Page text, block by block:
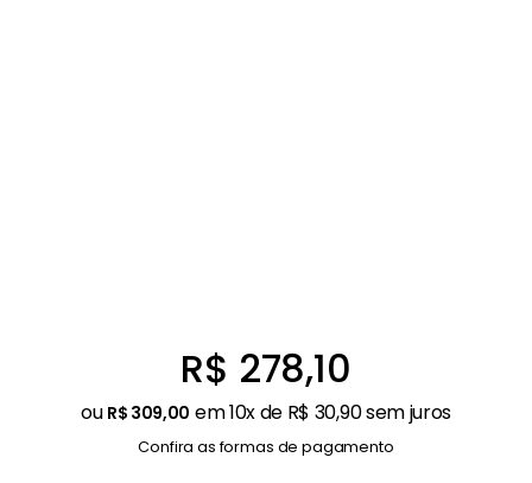
R$ 278,10
ou R$ 309,00 em10x de R$ 30,90sem juros
Confira as formas de pagamento